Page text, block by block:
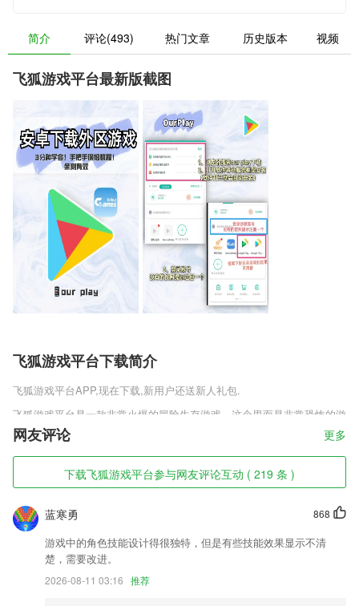
简介 评论(493) 热门文章 历史版本 视频
飞狐游戏平台最新版截图
飞狐游戏平台下载简介
飞狐游戏平台APP,现在下载,新用户还送新人礼包.
飞狐游戏平台是一款非常火爆的冒险生存游戏，这个里面是非常恐怖的游
戏，游戏场景是在一座神秘的小岛上，里面是非常恐怖的森林，而且还有
很多恐怖的生物会攻击你，你一定要小心，这里一直都是黑夜没有一丝的
阳光，恐怖的怪物正在靠近着你。
飞狐游戏平台软件特色
1,快速找到情人和死党：想找情人还是死党，我不知道你知道，赶紧行
动，不然情人真的变死党
2,最新的视觉和交互体验，让你的学习效率瞬间提升，学习生活更加便捷
网友评论 更多
下载飞狐游戏平台参与网友评论互动 ( 219 条 )
868
蓝寒勇
游戏中的角色技能设计得很独特，但是有些技能效果显示不清
楚，需要改进。
2026-08-11 03:16 推荐